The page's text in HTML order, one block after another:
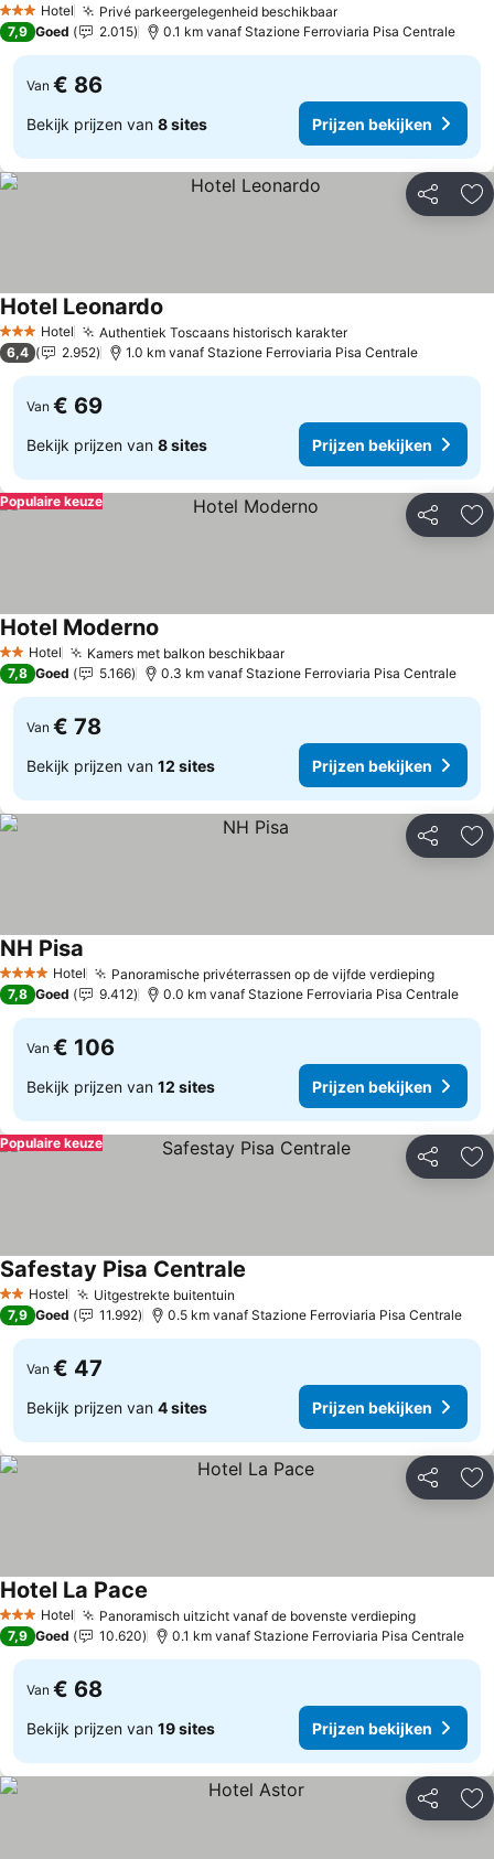
3 SterrenHotel Privé parkeergelegenheid beschikbaar
7,9 Goed 2.015 0.1 km vanaf Stazione Ferroviaria Pisa Centrale
Van € 86
Bekijk prijzen van 8 sites Prijzen bekijken
Delen
3 SterrenHotel Authentiek Toscaans historisch karakter
Hotel Leonardo
6,4 2.952 1.0 km vanaf Stazione Ferroviaria Pisa Centrale
Van € 69
Bekijk prijzen van 8 sites Prijzen bekijken
Delen
Populaire keuze
2 Sterren
Hotel Kamers met balkon beschikbaar
Hotel Moderno
7,8 Goed 5.166 0.3 km vanaf Stazione Ferroviaria Pisa Centrale
Van € 78
Bekijk prijzen van 12 sites Prijzen bekijken
Delen
4 SterrenHotel Panoramische privéterrassen op de vijfde verdieping
NH Pisa
7,8 Goed 9.412 0.0 km vanaf Stazione Ferroviaria Pisa Centrale
Van € 106
Bekijk prijzen van 12 sites Prijzen bekijken
Delen
Populaire keuze
2 Sterren
Hostel Uitgestrekte buitentuin
Safestay Pisa Centrale
7,9 Goed 11.992 0.5 km vanaf Stazione Ferroviaria Pisa Centrale
Van € 47
Bekijk prijzen van 4 sites Prijzen bekijken
Delen
3 SterrenHotel Panoramisch uitzicht vanaf de bovenste verdieping
Hotel La Pace
7,9 Goed 10.620 0.1 km vanaf Stazione Ferroviaria Pisa Centrale
Van € 68
Bekijk prijzen van 19 sites Prijzen bekijken
Delen